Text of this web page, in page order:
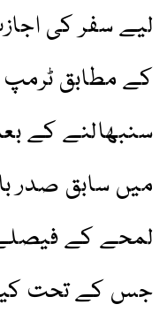
لیے سفر کی
کے مطابق
سنبھالنے کے
میں سابق صدر
لمحے کے فیصلے
جس کے تحت